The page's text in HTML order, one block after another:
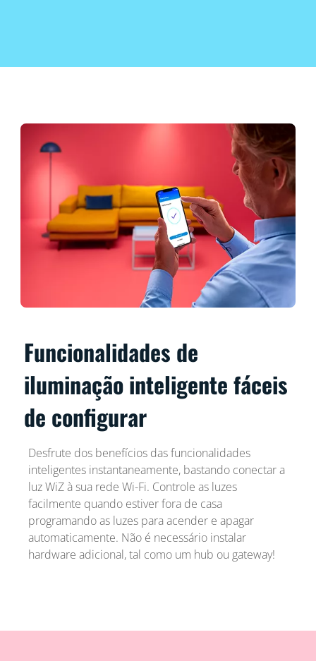
Funcionalidades de
iluminação inteligente fáceis
de configurar
Desfrute dos benefícios das funcionalidades
inteligentes instantaneamente, bastando conectar a
luz WiZ à sua rede Wi-Fi. Controle as luzes
facilmente quando estiver fora de casa
programando as luzes para acender e apagar
automaticamente. Não é necessário instalar
hardware adicional, tal como um hub ou gateway!